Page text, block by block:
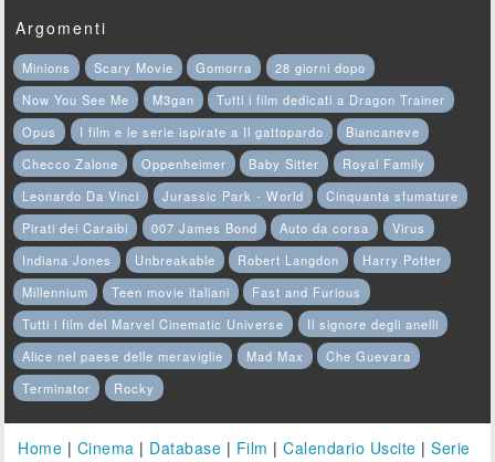
Argomenti
Minions Scary Movie Gomorra
28 giorni dopo
Now You See Me
M3gan
Tutti i film dedicati a Dragon Trainer
Opus
I film e le serie ispirate a Il gattopardo
Biancaneve
Checco Zalone
Oppenheimer Baby Sitter
Royal Family
Leonardo Da Vinci
Jurassic Park - World
Cinquanta sfumature
Pirati dei Caraibi
007 James Bond Auto da corsa
Virus
Indiana Jones
Unbreakable Robert Langdon
Harry Potter
Millennium
Teen movie italiani
Fast and Furious
Tutti i film del Marvel Cinematic Universe
Il signore degli anelli
Alice nel paese delle meraviglie
Mad Max
Che Guevara
Terminator
Rocky
Home | Cinema | Database | Film |Calendario Uscite |Serie